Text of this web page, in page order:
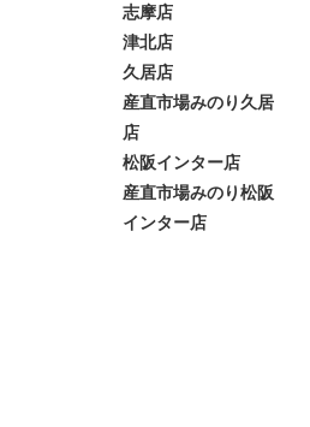
志摩店
津北店
久居店
産直市場みのり久居
店
松阪インター店
産直市場みのり松阪
インター店